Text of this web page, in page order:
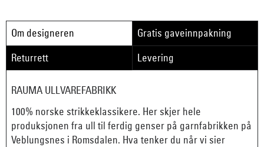
Om designeren
Gratis gaveinnpakning
Returrett
Levering
RAUMA ULLVAREFABRIKK
100% norske strikkeklassikere. Her skjer hele
produksjonen fra ull til ferdig genser på garnfabrikken på
Veblungsnes i Romsdalen. Hva tenker du når vi sier